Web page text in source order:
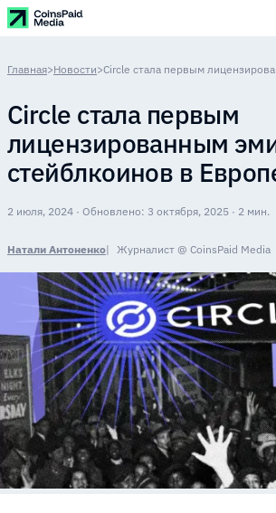
Главная>Новости>
Circle стала первым
лицензированным
стейблкоинов в
2 июля, 2024 · Обновлено: 3 октября, 2025 · 2 мин.
Натали Антоненко Журналист @ CoinsPaid Media